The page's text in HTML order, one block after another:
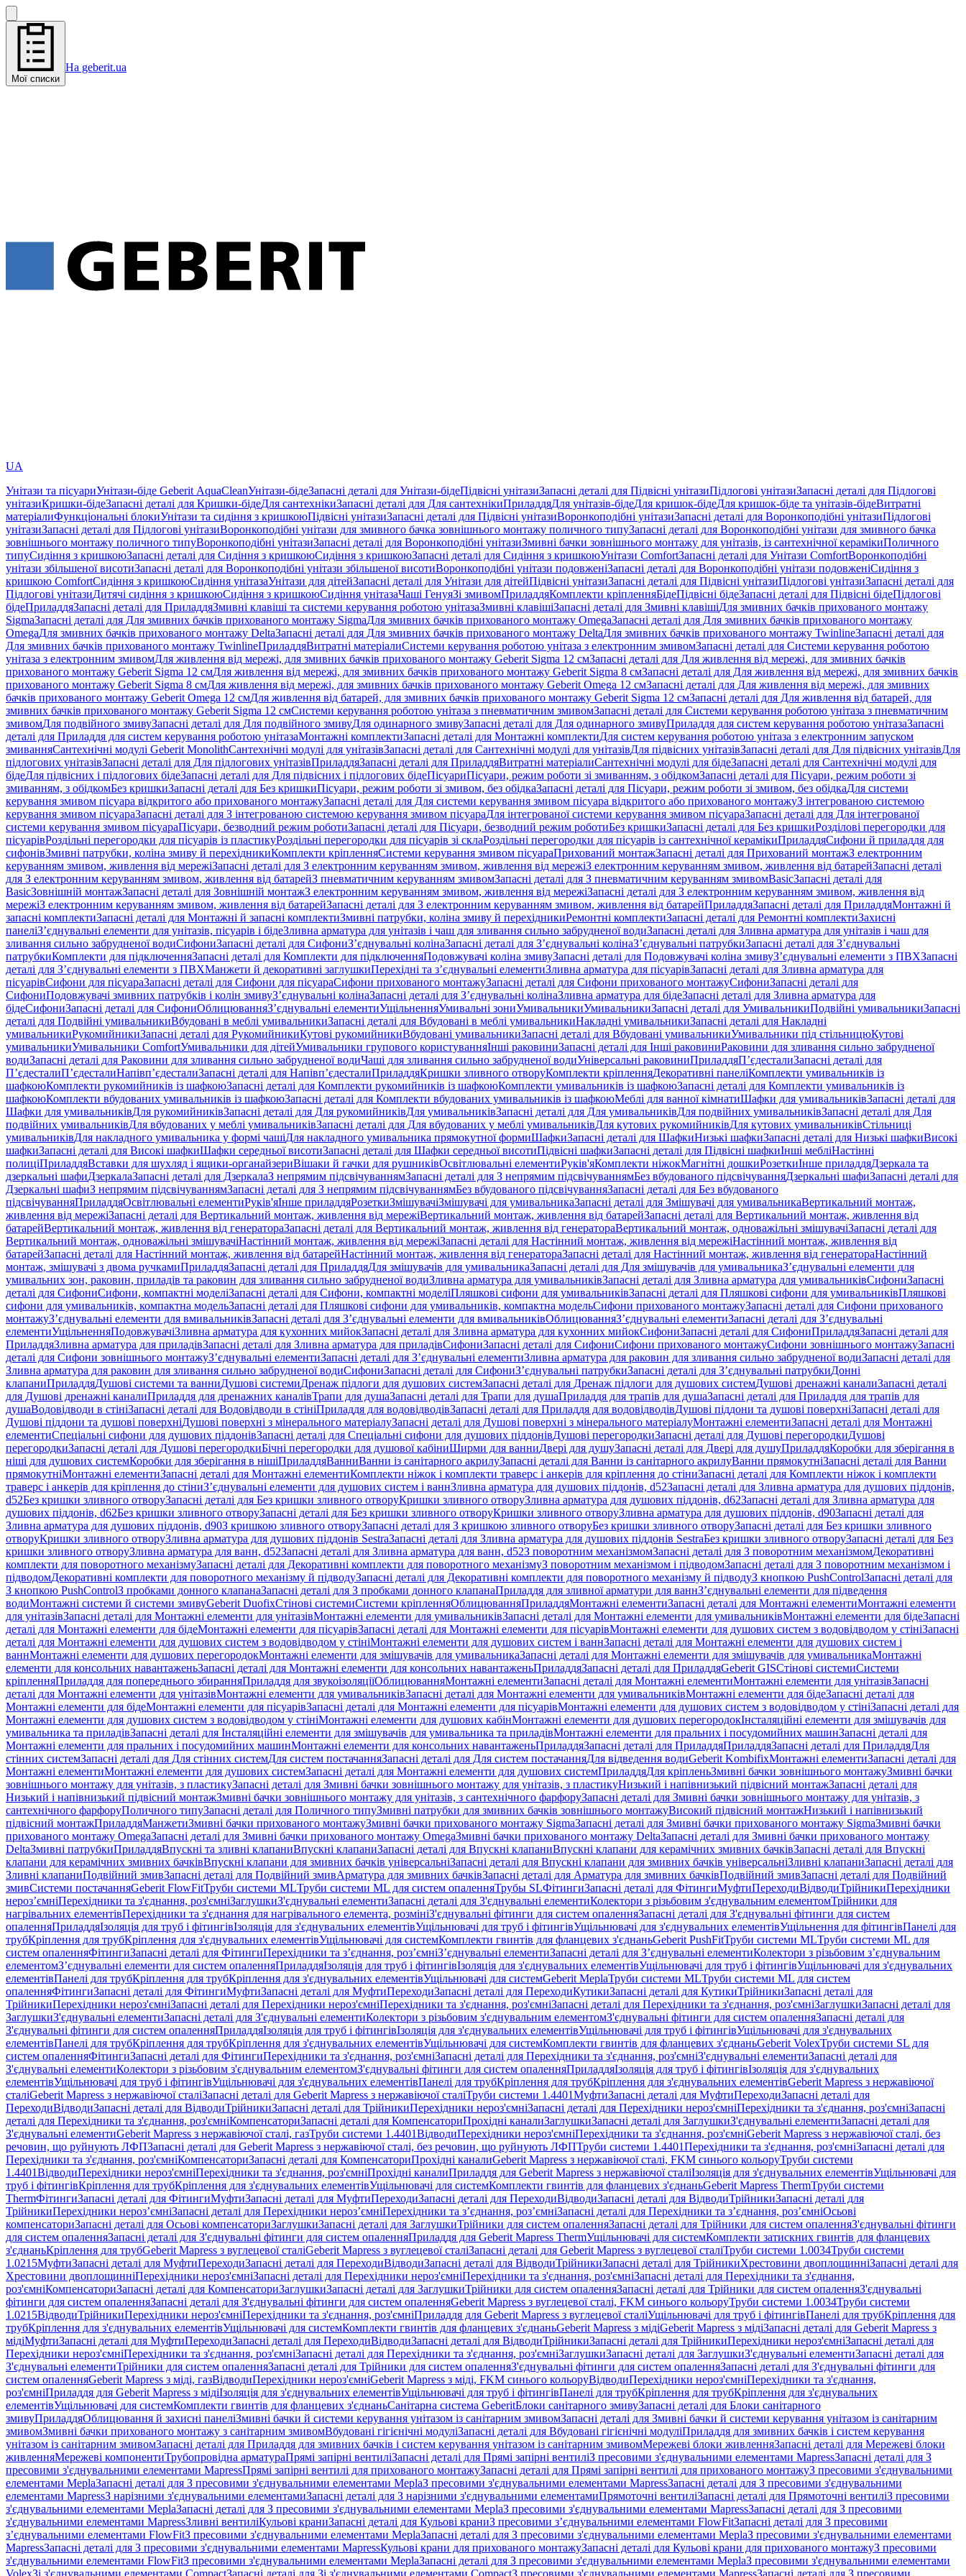
Мої списки
На geberit.ua
UA
Унітази та пісуариУнітази-біде Geberit AquaCleanУнітази-бідеЗапасні деталі для Унітази-бідеПідвісні унітазиЗапасні деталі для Підвісні унітазиПідлогові унітазиЗапасні деталі для Підлогові
унітазиКришки-бідеЗапасні деталі для Кришки-бідеДля сантехнікиЗапасні деталі для Для сантехнікиПриладдяДля унітазів-бідеДля кришок-бідеДля кришок-біде та унітазів-бідеВитратні
матеріалиФункціональні блокиУнітази та сидіння з кришкоюПідвісні унітазиЗапасні деталі для Підвісні унітазиВоронкоподібні унітазиЗапасні деталі для Воронкоподібні унітазиПідлогові
унітазиЗапасні деталі для Підлогові унітазиВоронкоподібні унітази для змивного бачка зовнішнього монтажу поличного типуЗапасні деталі для Воронкоподібні унітази для змивного бачка
зовнішнього монтажу поличного типуВоронкоподібні унітазиЗапасні деталі для Воронкоподібні унітазиЗмивні бачки зовнішнього монтажу для унітазів, із сантехнічної керамікиПоличного
типуСидіння з кришкоюЗапасні деталі для Сидіння з кришкоюСидіння з кришкоюЗапасні деталі для Сидіння з кришкоюУнітази ComfortЗапасні деталі для Унітази ComfortВоронкоподібні
унітази збільшеної висотиЗапасні деталі для Воронкоподібні унітази збільшеної висотиВоронкоподібні унітази подовженіЗапасні деталі для Воронкоподібні унітази подовженіСидіння з
кришкою ComfortСидіння з кришкоюСидіння унітазаУнітази для дітейЗапасні деталі для Унітази для дітейПідвісні унітазиЗапасні деталі для Підвісні унітазиПідлогові унітазиЗапасні деталі для
Підлогові унітазиДитячі сидіння з кришкоюСидіння з кришкоюСидіння унітазаЧаші ГенуяЗі змивомПриладдяКомплекти кріпленняБідеПідвісні бідеЗапасні деталі для Підвісні бідеПідлогові
бідеПриладдяЗапасні деталі для ПриладдяЗмивні клавіші та системи керування роботою унітазаЗмивні клавішіЗапасні деталі для Змивні клавішіДля змивних бачків прихованого монтажу
SigmaЗапасні деталі для Для змивних бачків прихованого монтажу SigmaДля змивних бачків прихованого монтажу OmegaЗапасні деталі для Для змивних бачків прихованого монтажу
OmegaДля змивних бачків прихованого монтажу DeltaЗапасні деталі для Для змивних бачків прихованого монтажу DeltaДля змивних бачків прихованого монтажу TwinlineЗапасні деталі для
Для змивних бачків прихованого монтажу TwinlineПриладдяВитратні матеріалиСистеми керування роботою унітаза з електронним змивомЗапасні деталі для Системи керування роботою
унітаза з електронним змивомДля живлення від мережі, для змивних бачків прихованого монтажу Geberit Sigma 12 смЗапасні деталі для Для живлення від мережі, для змивних бачків
прихованого монтажу Geberit Sigma 12 смДля живлення від мережі, для змивних бачків прихованого монтажу Geberit Sigma 8 смЗапасні деталі для Для живлення від мережі, для змивних бачків
прихованого монтажу Geberit Sigma 8 смДля живлення від мережі, для змивних бачків прихованого монтажу Geberit Omega 12 смЗапасні деталі для Для живлення від мережі, для змивних
бачків прихованого монтажу Geberit Omega 12 смДля живлення від батарей, для змивних бачків прихованого монтажу Geberit Sigma 12 смЗапасні деталі для Для живлення від батарей, для
змивних бачків прихованого монтажу Geberit Sigma 12 смСистеми керування роботою унітаза з пневматичним змивомЗапасні деталі для Системи керування роботою унітаза з пневматичним
змивомДля подвійного змивуЗапасні деталі для Для подвійного змивуДля одинарного змивуЗапасні деталі для Для одинарного змивуПриладдя для систем керування роботою унітазаЗапасні
деталі для Приладдя для систем керування роботою унітазаМонтажні комплектиЗапасні деталі для Монтажні комплектиДля систем керування роботою унітаза з електронним запуском
змиванняСантехнічні модулі Geberit MonolithСантехнічні модулі для унітазівЗапасні деталі для Сантехнічні модулі для унітазівДля підвісних унітазівЗапасні деталі для Для підвісних унітазівДля
підлогових унітазівЗапасні деталі для Для підлогових унітазівПриладдяЗапасні деталі для ПриладдяВитратні матеріалиСантехнічні модулі для бідеЗапасні деталі для Сантехнічні модулі для
бідеДля підвісних і підлогових бідеЗапасні деталі для Для підвісних і підлогових бідеПісуариПісуари, режим роботи зі змиванням, з обідкомЗапасні деталі для Пісуари, режим роботи зі
змиванням, з обідкомБез кришкиЗапасні деталі для Без кришкиПісуари, режим роботи зі змивом, без обідкаЗапасні деталі для Пісуари, режим роботи зі змивом, без обідкаДля системи
керування змивом пісуара відкритого або прихованого монтажуЗапасні деталі для Для системи керування змивом пісуара відкритого або прихованого монтажуЗ інтегрованою системою
керування змивом пісуараЗапасні деталі для З інтегрованою системою керування змивом пісуараДля інтегрованої системи керування змивом пісуараЗапасні деталі для Для інтегрованої
системи керування змивом пісуараПісуари, безводний режим роботиЗапасні деталі для Пісуари, безводний режим роботиБез кришкиЗапасні деталі для Без кришкиРозділові перегородки для
пісуарівРоздільні перегородки для пісуарів із пластикуРоздільні перегородки для пісуарів зі склаРоздільні перегородки для пісуарів із сантехнічної керамікиПриладдяСифони й приладдя для
сифонівЗмивні патрубки, коліна змиву й перехідникиКомплекти кріпленняСистеми керування змивом пісуараПрихований монтажЗапасні деталі для Прихований монтажЗ електронним
керуванням змивом, живлення від мережіЗапасні деталі для З електронним керуванням змивом, живлення від мережіЗ електронним керуванням змивом, живлення від батарейЗапасні деталі
для З електронним керуванням змивом, живлення від батарейЗ пневматичним керуванням змивомЗапасні деталі для З пневматичним керуванням змивомBasicЗапасні деталі для
BasicЗовнішній монтажЗапасні деталі для Зовнішній монтажЗ електронним керуванням змивом, живлення від мережіЗапасні деталі для З електронним керуванням змивом, живлення від
мережіЗ електронним керуванням змивом, живлення від батарейЗапасні деталі для З електронним керуванням змивом, живлення від батарейПриладдяЗапасні деталі для ПриладдяМонтажні й
запасні комплектиЗапасні деталі для Монтажні й запасні комплектиЗмивні патрубки, коліна змиву й перехідникиРемонтні комплектиЗапасні деталі для Ремонтні комплектиЗахисні
панеліЗ’єднувальні елементи для унітазів, пісуарів і бідеЗливна арматура для унітазів і чаш для зливання сильно забрудненої водиЗапасні деталі для Зливна арматура для унітазів і чаш для
зливання сильно забрудненої водиСифониЗапасні деталі для СифониЗ’єднувальні колінаЗапасні деталі для З’єднувальні колінаЗ’єднувальні патрубкиЗапасні деталі для З’єднувальні
патрубкиКомплекти для підключенняЗапасні деталі для Комплекти для підключенняПодовжувачі коліна змивуЗапасні деталі для Подовжувачі коліна змивуЗ’єднувальні елементи з ПВХЗапасні
деталі для З’єднувальні елементи з ПВХМанжети й декоративні заглушкиПерехідні та з’єднувальні елементиЗливна арматура для пісуарівЗапасні деталі для Зливна арматура для
пісуарівСифони для пісуараЗапасні деталі для Сифони для пісуараСифони прихованого монтажуЗапасні деталі для Сифони прихованого монтажуСифониЗапасні деталі для
СифониПодовжувачі змивних патрубків і колін змивуЗ’єднувальні колінаЗапасні деталі для З’єднувальні колінаЗливна арматура для бідеЗапасні деталі для Зливна арматура для
бідеСифониЗапасні деталі для СифониОблицюванняЗ’єднувальні елементиУщільненняУмивальні зониУмивальникиУмивальникиЗапасні деталі для УмивальникиПодвійні умивальникиЗапасні
деталі для Подвійні умивальникиВбудовані в меблі умивальникиЗапасні деталі для Вбудовані в меблі умивальникиНакладні умивальникиЗапасні деталі для Накладні
умивальникиРукомийникиЗапасні деталі для РукомийникиКутові рукомийникиВбудовані умивальникиЗапасні деталі для Вбудовані умивальникиУмивальники під стільницюКутові
умивальникиУмивальники ComfortУмивальники для дітейУмивальники групового користуванняІнші раковиниЗапасні деталі для Інші раковиниРаковини для зливання сильно забрудненої
водиЗапасні деталі для Раковини для зливання сильно забрудненої водиЧаші для зливання сильно забрудненої водиУніверсальні раковиниПриладдяП’єдесталиЗапасні деталі для
П’єдесталиП’єдесталиНапівп’єдесталиЗапасні деталі для Напівп’єдесталиПриладдяКришки зливного отворуКомплекти кріпленняДекоративні панеліКомплекти умивальників із
шафкоюКомплекти рукомийників із шафкоюЗапасні деталі для Комплекти рукомийників із шафкоюКомплекти умивальників із шафкоюЗапасні деталі для Комплекти умивальників із
шафкоюКомплекти вбудованих умивальників із шафкоюЗапасні деталі для Комплекти вбудованих умивальників із шафкоюМеблі для ванної кімнатиШафки для умивальниківЗапасні деталі для
Шафки для умивальниківДля рукомийниківЗапасні деталі для Для рукомийниківДля умивальниківЗапасні деталі для Для умивальниківДля подвійних умивальниківЗапасні деталі для Для
подвійних умивальниківДля вбудованих у меблі умивальниківЗапасні деталі для Для вбудованих у меблі умивальниківДля кутових рукомийниківДля кутових умивальниківСтільниці
умивальниківДля накладного умивальника у формі чашіДля накладного умивальника прямокутної формиШафкиЗапасні деталі для ШафкиНизькі шафкиЗапасні деталі для Низькі шафкиВисокі
шафкиЗапасні деталі для Високі шафкиШафки середньої висотиЗапасні деталі для Шафки середньої висотиПідвісні шафкиЗапасні деталі для Підвісні шафкиІнші мебліНастінні
полиціПриладдяВставки для шухляд і ящики-органайзериВішаки й гачки для рушниківОсвітлювальні елементиРуків'яКомплекти ніжокМагнітні дошкиРозеткиІнше приладдяДзеркала та
дзеркальні шафиДзеркалаЗапасні деталі для ДзеркалаЗ непрямим підсвічуваннямЗапасні деталі для З непрямим підсвічуваннямБез вбудованого підсвічуванняДзеркальні шафиЗапасні деталі для
Дзеркальні шафиЗ непрямим підсвічуваннямЗапасні деталі для З непрямим підсвічуваннямБез вбудованого підсвічуванняЗапасні деталі для Без вбудованого
підсвічуванняПриладдяОсвітлювальні елементиРуків'яІнше приладдяРозеткиЗмішувачіЗмішувачі для умивальникаЗапасні деталі для Змішувачі для умивальникаВертикальний монтаж,
живлення від мережіЗапасні деталі для Вертикальний монтаж, живлення від мережіВертикальний монтаж, живлення від батарейЗапасні деталі для Вертикальний монтаж, живлення від
батарейВертикальний монтаж, живлення від генератораЗапасні деталі для Вертикальний монтаж, живлення від генератораВертикальний монтаж, одноважільні змішувачіЗапасні деталі для
Вертикальний монтаж, одноважільні змішувачіНастінний монтаж, живлення від мережіЗапасні деталі для Настінний монтаж, живлення від мережіНастінний монтаж, живлення від
батарейЗапасні деталі для Настінний монтаж, живлення від батарейНастінний монтаж, живлення від генератораЗапасні деталі для Настінний монтаж, живлення від генератораНастінний
монтаж, змішувачі з двома ручкамиПриладдяЗапасні деталі для ПриладдяДля змішувачів для умивальникаЗапасні деталі для Для змішувачів для умивальникаЗ’єднувальні елементи для
умивальних зон, раковин, приладів та раковин для зливання сильно забрудненої водиЗливна арматура для умивальниківЗапасні деталі для Зливна арматура для умивальниківСифониЗапасні
деталі для СифониСифони, компактні моделіЗапасні деталі для Сифони, компактні моделіПляшкові сифони для умивальниківЗапасні деталі для Пляшкові сифони для умивальниківПляшкові
сифони для умивальників, компактна модельЗапасні деталі для Пляшкові сифони для умивальників, компактна модельСифони прихованого монтажуЗапасні деталі для Сифони прихованого
монтажуЗ’єднувальні елементи для вмивальниківЗапасні деталі для З’єднувальні елементи для вмивальниківОблицюванняЗ’єднувальні елементиЗапасні деталі для З’єднувальні
елементиУщільненняПодовжувачіЗливна арматура для кухонних мийокЗапасні деталі для Зливна арматура для кухонних мийокСифониЗапасні деталі для СифониПриладдяЗапасні деталі для
ПриладдяЗливна арматура для приладівЗапасні деталі для Зливна арматура для приладівСифониЗапасні деталі для СифониСифони прихованого монтажуСифони зовнішнього монтажуЗапасні
деталі для Сифони зовнішнього монтажуЗ’єднувальні елементиЗапасні деталі для З’єднувальні елементиЗливна арматура для раковин для зливання сильно забрудненої водиЗапасні деталі для
Зливна арматура для раковин для зливання сильно забрудненої водиСифониЗапасні деталі для СифониЗ’єднувальні патрубкиЗапасні деталі для З’єднувальні патрубкиДонні
клапаниПриладдяДушові системи та ванниДушові системиДренаж підлоги для душових системЗапасні деталі для Дренаж підлоги для душових системДушові дренажні каналиЗапасні деталі
для Душові дренажні каналиПриладдя для дренажних каналівТрапи для душаЗапасні деталі для Трапи для душаПриладдя для трапів для душаЗапасні деталі для Приладдя для трапів для
душаВодовідводи в стініЗапасні деталі для Водовідводи в стініПриладдя для водовідводівЗапасні деталі для Приладдя для водовідводівДушові піддони та душові поверхніЗапасні деталі для
Душові піддони та душові поверхніДушові поверхні з мінерального матеріалуЗапасні деталі для Душові поверхні з мінерального матеріалуМонтажні елементиЗапасні деталі для Монтажні
елементиСпеціальні сифони для душових піддонівЗапасні деталі для Спеціальні сифони для душових піддонівДушові перегородкиЗапасні деталі для Душові перегородкиДушові
перегородкиЗапасні деталі для Душові перегородкиБічні перегородки для душової кабіниШирми для ванниДвері для душуЗапасні деталі для Двері для душуПриладдяКоробки для зберігання в
ніші для душових системКоробки для зберігання в нішіПриладдяВанниВанни із санітарного акрилуЗапасні деталі для Ванни із санітарного акрилуВанни прямокутніЗапасні деталі для Ванни
прямокутніМонтажні елементиЗапасні деталі для Монтажні елементиКомплекти ніжок і комплекти траверс і анкерів для кріплення до стіниЗапасні деталі для Комплекти ніжок і комплекти
траверс і анкерів для кріплення до стіниЗ’єднувальні елементи для душових систем і ваннЗливна арматура для душових піддонів, d52Запасні деталі для Зливна арматура для душових піддонів,
d52Без кришки зливного отворуЗапасні деталі для Без кришки зливного отворуКришки зливного отворуЗливна арматура для душових піддонів, d62Запасні деталі для Зливна арматура для
душових піддонів, d62Без кришки зливного отворуЗапасні деталі для Без кришки зливного отворуКришки зливного отворуЗливна арматура для душових піддонів, d90Запасні деталі для
Зливна арматура для душових піддонів, d90З кришкою зливного отворуЗапасні деталі для З кришкою зливного отворуБез кришки зливного отворуЗапасні деталі для Без кришки зливного
отворуКришки зливного отворуЗливна арматура для душових піддонів SestraЗапасні деталі для Зливна арматура для душових піддонів SestraБез кришки зливного отворуЗапасні деталі для Без
кришки зливного отворуЗливна арматура для ванн, d52Запасні деталі для Зливна арматура для ванн, d52З поворотним механізмомЗапасні деталі для З поворотним механізмомДекоративні
комплекти для поворотного механізмуЗапасні деталі для Декоративні комплекти для поворотного механізмуЗ поворотним механізмом і підводомЗапасні деталі для З поворотним механізмом і
підводомДекоративні комплекти для поворотного механізму й підводуЗапасні деталі для Декоративні комплекти для поворотного механізму й підводуЗ кнопкою PushControlЗапасні деталі для
З кнопкою PushControlЗ пробками донного клапанаЗапасні деталі для З пробками донного клапанаПриладдя для зливної арматури для ваннЗ’єднувальні елементи для підведення
водиМонтажні системи й системи змивуGeberit DuofixСтінові системиСистеми кріпленняОблицюванняПриладдяМонтажні елементиЗапасні деталі для Монтажні елементиМонтажні елементи
для унітазівЗапасні деталі для Монтажні елементи для унітазівМонтажні елементи для умивальниківЗапасні деталі для Монтажні елементи для умивальниківМонтажні елементи для бідеЗапасні
деталі для Монтажні елементи для бідеМонтажні елементи для пісуарівЗапасні деталі для Монтажні елементи для пісуарівМонтажні елементи для душових систем з водовідводом у стініЗапасні
деталі для Монтажні елементи для душових систем з водовідводом у стініМонтажні елементи для душових систем і ваннЗапасні деталі для Монтажні елементи для душових систем і
ваннМонтажні елементи для душових перегородокМонтажні елементи для змішувачів для умивальникаЗапасні деталі для Монтажні елементи для змішувачів для умивальникаМонтажні
елементи для консольних навантаженьЗапасні деталі для Монтажні елементи для консольних навантаженьПриладдяЗапасні деталі для ПриладдяGeberit GISСтінові системиСистеми
кріпленняПриладдя для попереднього збиранняПриладдя для звукоізоляціїОблицюванняМонтажні елементиЗапасні деталі для Монтажні елементиМонтажні елементи для унітазівЗапасні
деталі для Монтажні елементи для унітазівМонтажні елементи для умивальниківЗапасні деталі для Монтажні елементи для умивальниківМонтажні елементи для бідеЗапасні деталі для
Монтажні елементи для бідеМонтажні елементи для пісуарівЗапасні деталі для Монтажні елементи для пісуарівМонтажні елементи для душових систем з водовідводом у стініЗапасні деталі для
Монтажні елементи для душових систем з водовідводом у стініМонтажні елементи для душових кабінМонтажні елементи для душових перегородокІнсталяційні елементи для змішувачів для
умивальника та приладівЗапасні деталі для Інсталяційні елементи для змішувачів для умивальника та приладівМонтажні елементи для пральних і посудомийних машинЗапасні деталі для
Монтажні елементи для пральних і посудомийних машинМонтажні елементи для консольних навантаженьПриладдяЗапасні деталі для ПриладдяПриладдяЗапасні деталі для ПриладдяДля
стінних системЗапасні деталі для Для стінних системДля систем постачанняЗапасні деталі для Для систем постачанняДля відведення водиGeberit KombifixМонтажні елементиЗапасні деталі для
Монтажні елементиМонтажні елементи для душових системЗапасні деталі для Монтажні елементи для душових системПриладдяДля кріпленьЗмивні бачки зовнішнього монтажуЗмивні бачки
зовнішнього монтажу для унітазів, з пластикуЗапасні деталі для Змивні бачки зовнішнього монтажу для унітазів, з пластикуНизький і напівнизький підвісний монтажЗапасні деталі для
Низький і напівнизький підвісний монтажЗмивні бачки зовнішнього монтажу для унітазів, з сантехнічного фарфоруЗапасні деталі для Змивні бачки зовнішнього монтажу для унітазів, з
сантехнічного фарфоруПоличного типуЗапасні деталі для Поличного типуЗмивні патрубки для змивних бачків зовнішнього монтажуВисокий підвісний монтажНизький і напівнизький
підвісний монтажПриладдяМанжетиЗмивні бачки прихованого монтажуЗмивні бачки прихованого монтажу SigmaЗапасні деталі для Змивні бачки прихованого монтажу SigmaЗмивні бачки
прихованого монтажу OmegaЗапасні деталі для Змивні бачки прихованого монтажу OmegaЗмивні бачки прихованого монтажу DeltaЗапасні деталі для Змивні бачки прихованого монтажу
DeltaЗмивні патрубкиПриладдяВпускні та зливні клапаниВпускні клапаниЗапасні деталі для Впускні клапаниВпускні клапани для керамічних змивних бачківЗапасні деталі для Впускні
клапани для керамічних змивних бачківВпускні клапани для змивних бачків універсальніЗапасні деталі для Впускні клапани для змивних бачків універсальніЗливні клапаниЗапасні деталі для
Зливні клапаниПодвійний змивЗапасні деталі для Подвійний змивАрматура для змивних бачкiвЗапасні деталі для Арматура для змивних бачкiвПодвійний змивЗапасні деталі для Подвійний
змивСистеми постачанняGeberit FlowFitТруби системи MLТруби системи ML для систем опаленняТрубы SLФітингиЗапасні деталі для ФітингиМуфтиПереходиВідводиТрійникиПерехідники
нероз’ємніПерехідники та з'єднання, роз'ємніЗаглушкиЗ'єднувальні елементиЗапасні деталі для З'єднувальні елементиКолектори з різьбовим з'єднувальним елементомТрійники для
нагрівальних елементівПерехідники та з'єднання для нагрівального елемента, розмініЗ'єднувальні фітинги для систем опаленняЗапасні деталі для З'єднувальні фітинги для систем
опаленняПриладдяІзоляція для труб і фітингівІзоляція для з'єднувальних елементівУщільнювачі для труб і фітингівУщільнювачі для з'єднувальних елементівУщільнення для фітингівПанелі для
трубКріплення для трубКріплення для з'єднувальних елементівУщільнювачі для системКомплекти гвинтів для фланцевих з'єднаньGeberit PushFitТруби системи MLТруби системи ML для
систем опаленняФітингиЗапасні деталі для ФітингиПерехідники та з’єднання, роз’ємніЗ’єднувальні елементиЗапасні деталі для З’єднувальні елементиКолектори з різьбовим з’єднувальним
елементомЗ’єднувальні елементи для систем опаленняПриладдяІзоляція для труб і фітингівІзоляція для з'єднувальних елементівУщільнювачі для труб і фітингівУщільнювачі для з'єднувальних
елементівПанелі для трубКріплення для трубКріплення для з'єднувальних елементівУщільнювачі для системGeberit MeplaТруби системи MLТруби системи ML для систем
опаленняФітингиЗапасні деталі для ФітингиМуфтиЗапасні деталі для МуфтиПереходиЗапасні деталі для ПереходиКутикиЗапасні деталі для КутикиТрійникиЗапасні деталі для
ТрійникиПерехідники нероз'ємніЗапасні деталі для Перехідники нероз'ємніПерехідники та з'єднання, роз'ємніЗапасні деталі для Перехідники та з'єднання, роз'ємніЗаглушкиЗапасні деталі для
ЗаглушкиЗ'єднувальні елементиЗапасні деталі для З'єднувальні елементиКолектори з різьбовим з'єднувальним елементомЗ'єднувальні фітинги для систем опаленняЗапасні деталі для
З'єднувальні фітинги для систем опаленняПриладдяІзоляція для труб і фітингівІзоляція для з'єднувальних елементівУщільнювачі для труб і фітингівУщільнювачі для з'єднувальних
елементівПанелі для трубКріплення для трубКріплення для з'єднувальних елементівУщільнювачі для системКомплекти гвинтів для фланцевих з'єднаньGeberit VolexТруби системи SL для
систем опаленняФітингиЗапасні деталі для ФітингиПерехідники та з'єднання, роз'ємніЗапасні деталі для Перехідники та з'єднання, роз'ємніЗ'єднувальні елементиЗапасні деталі для
З'єднувальні елементиКолектори з різьбовим з'єднувальним елементомЗ'єднувальні фітинги для систем опаленняПриладдяІзоляція для труб і фітингівІзоляція для з'єднувальних
елементівУщільнювачі для труб і фітингівУщільнювачі для з'єднувальних елементівПанелі для трубКріплення для трубКріплення для з'єднувальних елементівGeberit Mapress з нержавіючої
сталіGeberit Mapress з нержавіючої сталіЗапасні деталі для Geberit Mapress з нержавіючої сталіТруби системи 1.4401МуфтиЗапасні деталі для МуфтиПереходиЗапасні деталі для
ПереходиВідводиЗапасні деталі для ВідводиТрійникиЗапасні деталі для ТрійникиПерехідники нероз'ємніЗапасні деталі для Перехідники нероз'ємніПерехідники та з'єднання, роз'ємніЗапасні
деталі для Перехідники та з'єднання, роз'ємніКомпенсаториЗапасні деталі для КомпенсаториПрохідні каналиЗаглушкиЗапасні деталі для ЗаглушкиЗ'єднувальні елементиЗапасні деталі для
З'єднувальні елементиGeberit Mapress з нержавіючої сталі, газТруби системи 1.4401ВідводиПерехідники нероз'ємніПерехідники та з'єднання, роз'ємніGeberit Mapress з нержавіючої сталі, без
речовин, що руйнують ЛФПЗапасні деталі для Geberit Mapress з нержавіючої сталі, без речовин, що руйнують ЛФПТруби системи 1.4401Перехідники та з'єднання, роз'ємніЗапасні деталі для
Перехідники та з'єднання, роз'ємніКомпенсаториЗапасні деталі для КомпенсаториПрохідні каналиGeberit Mapress з нержавіючої сталі, FKM синього кольоруТруби системи
1.4401ВідводиПерехідники нероз'ємніПерехідники та з'єднання, роз'ємніПрохідні каналиПриладдя для Geberit Mapress з нержавіючої сталіІзоляція для з'єднувальних елементівУщільнювачі для
труб і фітингівКріплення для трубКріплення для з'єднувальних елементівУщільнювачі для системКомплекти гвинтів для фланцевих з'єднаньGeberit Mapress ThermТруби системи
ThermФітингиЗапасні деталі для ФітингиМуфтиЗапасні деталі для МуфтиПереходиЗапасні деталі для ПереходиВідводиЗапасні деталі для ВідводиТрійникиЗапасні деталі для
ТрійникиПерехідники нероз’ємніЗапасні деталі для Перехідники нероз’ємніПерехідники та з’єднання, роз’ємніЗапасні деталі для Перехідники та з’єднання, роз’ємніОсьові
компенсаториЗапасні деталі для Осьові компенсаториЗаглушкиЗапасні деталі для ЗаглушкиТрійники для систем опаленняЗапасні деталі для Трійники для систем опаленняЗ'єднувальні фітинги
для систем опаленняЗапасні деталі для З'єднувальні фітинги для систем опаленняПриладдя для Geberit Mapress ThermУщільнювачі для системКомплекти затискних гвинтів для фланцевих
з'єднаньКріплення для трубGeberit Mapress з вуглецевої сталіGeberit Mapress з вуглецевої сталіЗапасні деталі для Geberit Mapress з вуглецевої сталіТруби системи 1.0034Труби системи
1.0215МуфтиЗапасні деталі для МуфтиПереходиЗапасні деталі для ПереходиВідводиЗапасні деталі для ВідводиТрійникиЗапасні деталі для ТрійникиХрестовини двоплощинніЗапасні деталі для
Хрестовини двоплощинніПерехідники нероз'ємніЗапасні деталі для Перехідники нероз'ємніПерехідники та з'єднання, роз'ємніЗапасні деталі для Перехідники та з'єднання,
роз'ємніКомпенсаториЗапасні деталі для КомпенсаториЗаглушкиЗапасні деталі для ЗаглушкиТрійники для систем опаленняЗапасні деталі для Трійники для систем опаленняЗ'єднувальні
фітинги для систем опаленняЗапасні деталі для З'єднувальні фітинги для систем опаленняGeberit Mapress з вуглецевої сталі, FKM синього кольоруТруби системи 1.0034Труби системи
1.0215ВідводиТрійникиПерехідники нероз'ємніПерехідники та з'єднання, роз'ємніПриладдя для Geberit Mapress з вуглецевої сталіУщільнювачі для труб і фітингівПанелі для трубКріплення для
трубКріплення для з'єднувальних елементівУщільнювачі для системКомплекти гвинтів для фланцевих з'єднаньGeberit Mapress з мідіGeberit Mapress з мідіЗапасні деталі для Geberit Mapress з
мідіМуфтиЗапасні деталі для МуфтиПереходиЗапасні деталі для ПереходиВідводиЗапасні деталі для ВідводиТрійникиЗапасні деталі для ТрійникиПерехідники нероз'ємніЗапасні деталі для
Перехідники нероз'ємніПерехідники та з'єднання, роз'ємніЗапасні деталі для Перехідники та з'єднання, роз'ємніЗаглушкиЗапасні деталі для ЗаглушкиЗ'єднувальні елементиЗапасні деталі для
З'єднувальні елементиТрійники для систем опаленняЗапасні деталі для Трійники для систем опаленняЗ'єднувальні фітинги для систем опаленняЗапасні деталі для З'єднувальні фітинги для
систем опаленняGeberit Mapress з міді, газВідводиПерехідники нероз'ємніGeberit Mapress з міді, FKM синього кольоруВідводиПерехідники нероз'ємніПерехідники та з'єднання,
роз'ємніПриладдя для Geberit Mapress з мідіІзоляція для з'єднувальних елементівУщільнювачі для труб і фітингівПанелі для трубКріплення для трубКріплення для з'єднувальних
елементівУщільнювачі для системКомплекти гвинтів для фланцевих з'єднаньСанітарна система GeberitБлоки санітарного змивуЗапасні деталі для Блоки санітарного
змивуПриладдяОблицювання й захисні панеліЗмивні бачки й системи керування унітазом із санітарним змивомЗапасні деталі для Змивні бачки й системи керування унітазом із санітарним
змивомЗмивні бачки прихованого монтажу з санітарним змивомВбудовані гігієнічні модуліЗапасні деталі для Вбудовані гігієнічні модуліПриладдя для змивних бачків і систем керування
унітазом із санітарним змивомЗапасні деталі для Приладдя для змивних бачків і систем керування унітазом із санітарним змивомМережеві блоки живленняЗапасні деталі для Мережеві блоки
живленняМережеві компонентиТрубопровідна арматураПрямі запірні вентиліЗапасні деталі для Прямі запірні вентиліЗ пресовими з'єднувальними елементами MapressЗапасні деталі для З
пресовими з'єднувальними елементами MapressПрямі запірні вентилі для прихованого монтажуЗапасні деталі для Прямі запірні вентилі для прихованого монтажуЗ пресовими з'єднувальними
елементами MeplaЗапасні деталі для З пресовими з'єднувальними елементами MeplaЗ пресовими з'єднувальними елементами MapressЗапасні деталі для З пресовими з'єднувальними
елементами MapressЗ нарізними з'єднувальними елементамиЗапасні деталі для З нарізними з'єднувальними елементамиПрямоточні вентиліЗапасні деталі для Прямоточні вентиліЗ пресовими
з'єднувальними елементами MeplaЗапасні деталі для З пресовими з'єднувальними елементами MeplaЗ пресовими з'єднувальними елементами MapressЗапасні деталі для З пресовими
з'єднувальними елементами MapressЗливні вентиліКульові краниЗапасні деталі для Кульові краниЗ пресовими з’єднувальними елементами FlowFitЗапасні деталі для З пресовими
з’єднувальними елементами FlowFitЗ пресовими з'єднувальними елементами MeplaЗапасні деталі для З пресовими з'єднувальними елементами MeplaЗ пресовими з'єднувальними елементами
MapressЗапасні деталі для З пресовими з'єднувальними елементами MapressКульові крани для прихованого монтажуЗапасні деталі для Кульові крани для прихованого монтажуЗ пресовими
з'єднувальними елементами FlowFitЗ пресовими з'єднувальними елементами MeplaЗапасні деталі для З пресовими з'єднувальними елементами MeplaЗ пресовими з'єднувальними елементами
VolexЗі з'єднувальними елементами CompactЗапасні деталі для Зі з'єднувальними елементами CompactЗ пресовими з'єднувальними елементами MapressЗапасні деталі для З пресовими